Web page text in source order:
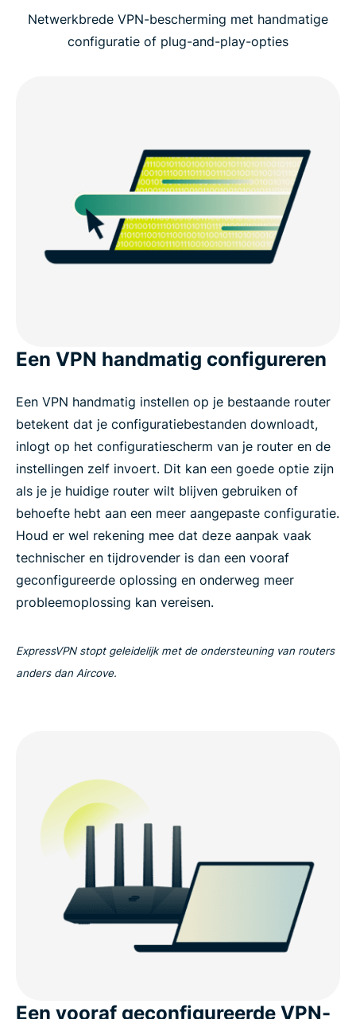
Netwerkbrede VPN-bescherming met handmatige
configuratie of plug-and-play-opties
Een VPN handmatig configureren
Een VPN handmatig instellen op je bestaande router
betekent dat je configuratiebestanden downloadt,
inlogt op het configuratiescherm van je router en de
instellingen zelf invoert. Dit kan een goede optie zijn
als je je huidige router wilt blijven gebruiken of
behoefte hebt aan een meer aangepaste configuratie.
Houd er wel rekening mee dat deze aanpak vaak
technischer en tijdrovender is dan een vooraf
geconfigureerde oplossing en onderweg meer
probleemoplossing kan vereisen.
ExpressVPN stopt geleidelijk met de ondersteuning van routers
anders dan Aircove.
Een vooraf geconfigureerde VPN-